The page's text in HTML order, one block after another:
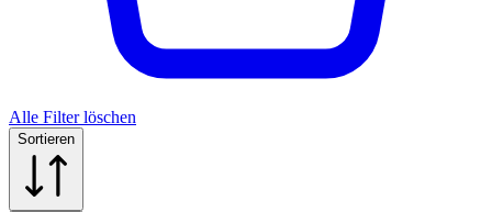
Alle Filter löschen
Sortieren